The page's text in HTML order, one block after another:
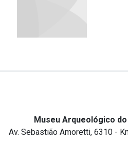
Museu Arqueológico do
Av. Sebastião Amoretti, 6310 -